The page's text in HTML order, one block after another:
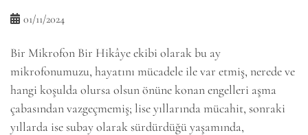
01/11/2024
Bir Mikrofon Bir Hikâye ekibi olarak bu ay
mikrofonumuzu, hayatını mücadele ile var etmiş, nerede ve
hangi koşulda olursa olsun önüne konan engelleri aşma
çabasından vazgeçmemiş; lise yıllarında mücahit, sonraki
yıllarda ise subay olarak sürdürdüğü yaşamında,